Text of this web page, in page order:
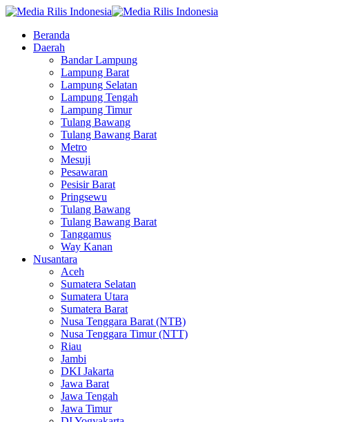
Beranda
Daerah
Bandar Lampung
Lampung Barat
Lampung Selatan
Lampung Tengah
Lampung Timur
Tulang Bawang
Tulang Bawang Barat
Metro
Mesuji
Pesawaran
Pesisir Barat
Pringsewu
Tulang Bawang
Tulang Bawang Barat
Tanggamus
Way Kanan
Nusantara
Aceh
Sumatera Selatan
Sumatera Utara
Sumatera Barat
Nusa Tenggara Barat (NTB)
Nusa Tenggara Timur (NTT)
Riau
Jambi
DKI Jakarta
Jawa Barat
Jawa Tengah
Jawa Timur